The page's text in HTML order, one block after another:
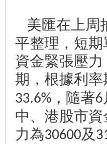
美匯在上周
平整理，短
資金緊張壓
期，根據利
33.6% ，隨著6
中、港股市
力為30600及